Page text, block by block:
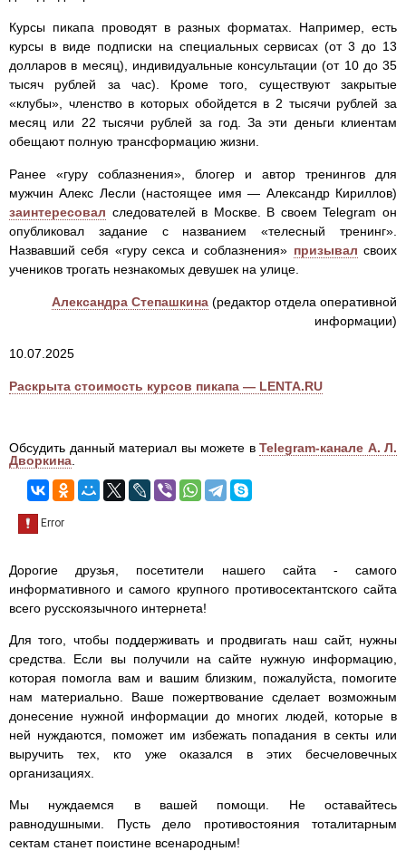
Курсы пикапа проводят в разных форматах. Например, есть
курсы в виде подписки на специальных сервисах (от 3 до 13
долларов в месяц), индивидуальные консультации (от 10 до 35
тысяч рублей за час). Кроме того, существуют закрытые
«клубы», членство в которых обойдется в 2 тысячи рублей за
месяц или 22 тысячи рублей за год. За эти деньги клиентам
обещают полную трансформацию жизни.
Ранее «гуру соблазнения», блогер и автор тренингов для
мужчин Алекс Лесли (настоящее имя — Александр Кириллов)
заинтересовал следователей в Москве. В своем Telegram он
опубликовал задание с названием «телесный тренинг».
Назвавший себя «гуру секса и соблазнения» призывал своих
учеников трогать незнакомых девушек на улице.
Александра Степашкина (редактор отдела оперативной
информации)
10.07.2025
Раскрыта стоимость курсов пикапа — LENTA.RU
Обсудить данный материал вы можете в Telegram-канале А. Л.
Дворкина
Дорогие друзья, посетители нашего сайта - самого
информативного и самого крупного противосектантского сайта
всего русскоязычного интернета!
Для того, чтобы поддерживать и продвигать наш сайт, нужны
средства. Если вы получили на сайте нужную информацию,
которая помогла вам и вашим близким, пожалуйста, помогите
нам материально. Ваше пожертвование сделает возможным
донесение нужной информации до многих людей, которые в
ней нуждаются, поможет им избежать попадания в секты или
выручить тех, кто уже оказался в этих бесчеловечных
организациях.
Мы нуждаемся в вашей помощи. Не оставайтесь
равнодушными. Пусть дело противостояния тоталитарным
сектам станет поистине всенародным!